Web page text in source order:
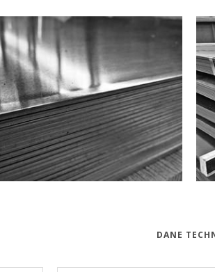
DANE